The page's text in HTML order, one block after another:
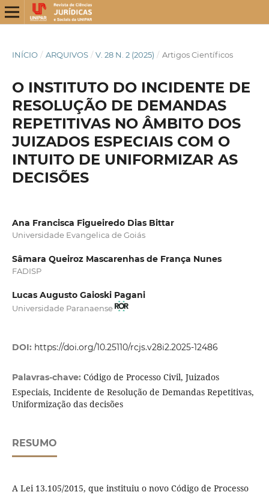
INÍCIO / ARQUIVOS / V. 28 N. 2 (2025) / Artigos Científicos
O INSTITUTO DO INCIDENTE DE
RESOLUÇÃO DE DEMANDAS
REPETITIVAS NO ÂMBITO DOS
JUIZADOS ESPECIAIS COM O
INTUITO DE UNIFORMIZAR AS
DECISÕES
Ana Francisca Figueiredo Dias Bittar
Universidade Evangelica de Goiás
Sâmara Queiroz Mascarenhas de França Nunes
FADISP
Lucas Augusto Gaioski Pagani
Universidade Paranaense
DOI: https://doi.org/10.25110/rcjs.v28i2.2025-12486
Palavras-chave: Código de Processo Civil, Juizados
Especiais, Incidente de Resolução de Demandas Repetitivas,
Uniformização das decisões
RESUMO
A Lei 13.105/2015, que instituiu o novo Código de Processo